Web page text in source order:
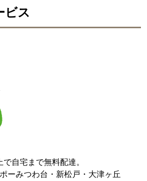
ビス
自宅まで無料配達。
ーみつわ台・新松戸・大津ヶ丘